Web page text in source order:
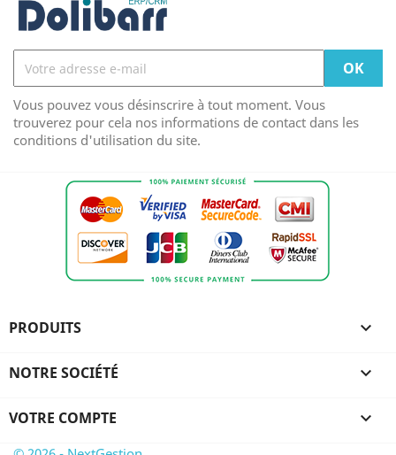
Vous pouvez vous désinscrire à tout moment. Vous
trouverez pour cela nos informations de contact dans les
conditions d'utilisation du site.
PRODUITS 
NOTRE SOCIÉTÉ 
VOTRE COMPTE 